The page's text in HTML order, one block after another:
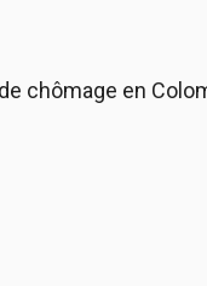
chômage en